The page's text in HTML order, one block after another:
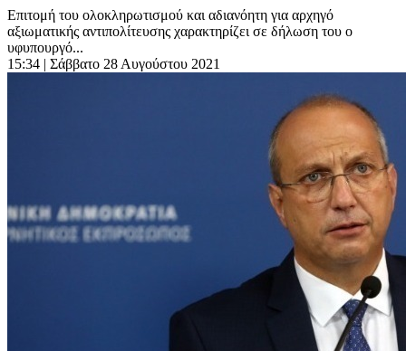
Επιτομή του ολοκληρωτισμού και αδιανόητη για αρχηγό
αξιωματικής αντιπολίτευσης χαρακτηρίζει σε δήλωση του ο
υφυπουργό...
15:34 | Σάββατο 28 Αυγούστου 2021